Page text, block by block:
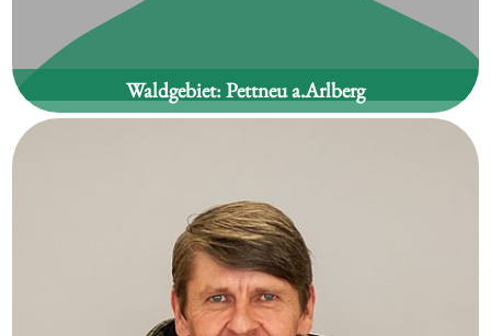
Waldgebiet:Pettneu a.Arlberg